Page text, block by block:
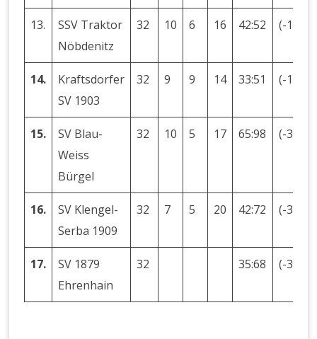
13.
SSV Traktor
Nöbdenitz
32 10 6 16 42:52 (-10)
14.
Kraftsdorfer
SV 1903
32 9 9 14 33:51 (-18)
15.
SV Blau-
Weiss
Bürgel
32 10 5 17 65:98 (-33)
16.
SV Klengel-
Serba 1909
32 7 5 20 42:72 (-30)
17.
SV 1879
Ehrenhain
32 35:68 (-33)